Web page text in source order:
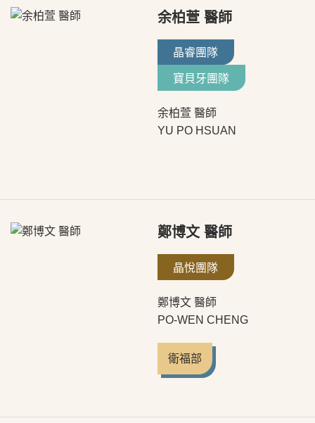
余柏萱 醫師
晶睿團隊
寶貝牙團隊
余柏萱 醫師
YU PO HSUAN
鄭博文 醫師
晶悅團隊
鄭博文 醫師
PO-WEN CHENG
衛福部